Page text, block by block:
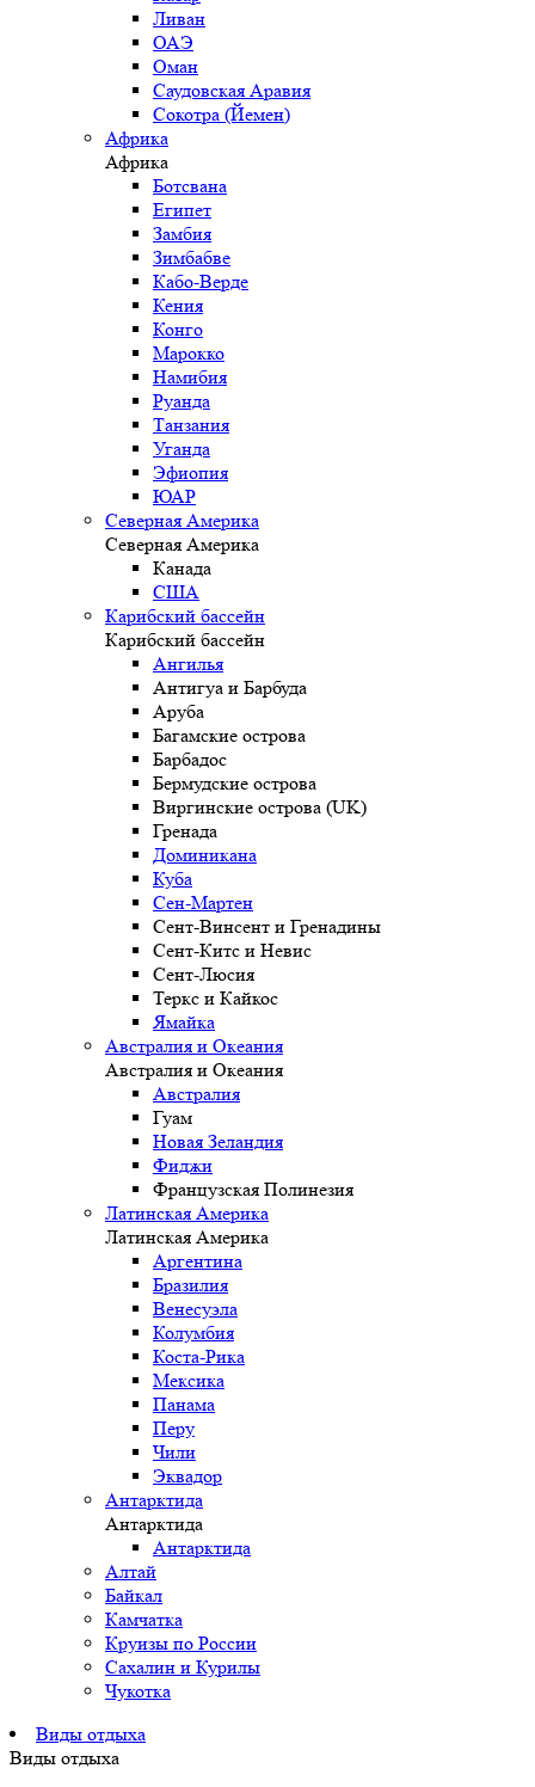
Ливан
ОАЭ
Оман
Саудовская Аравия
Сокотра (Йемен)
Африка
Африка
Ботсвана
Египет
Замбия
Зимбабве
Кабо-Верде
Кения
Конго
Марокко
Намибия
Руанда
Танзания
Уганда
Эфиопия
ЮАР
Северная Америка
Северная Америка
Канада
США
Карибский бассейн
Карибский бассейн
Ангилья
Антигуа и Барбуда
Аруба
Багамские острова
Барбадос
Бермудские острова
Виргинские острова (UK)
Гренада
Доминикана
Куба
Сен-Мартен
Сент-Винсент и Гренадины
Сент-Китс и Невис
Сент-Люсия
Теркс и Кайкос
Ямайка
Австралия и Океания
Австралия и Океания
Австралия
Гуам
Новая Зеландия
Фиджи
Французская Полинезия
Латинская Америка
Латинская Америка
Аргентина
Бразилия
Венесуэла
Колумбия
Коста-Рика
Мексика
Панама
Перу
Чили
Эквадор
Антарктида
Антарктида
Антарктида
Алтай
Байкал
Камчатка
Круизы по России
Сахалин и Курилы
Чукотка
Виды отдыха
Виды отдыха